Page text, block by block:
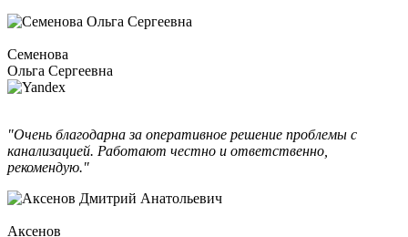
Семенова
Ольга Сергеевна
"Очень благодарна за оперативное решение проблемы с
канализацией. Работают честно и ответственно,
рекомендую."
Аксенов